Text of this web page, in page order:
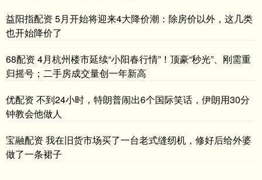
益阳指配资 5月开始将迎来4大降价潮：除房价以外，这几类
也开始降价了
68配资 4月杭州楼市延续“小阳春行情”！顶豪“秒光”、刚需重
归摇号；二手房成交量创一年新高
优配资 不到24小时，特朗普闹出6个国际笑话，伊朗用30分
钟教会他做人
宝融配资 我在旧货市场买了一台老式缝纫机，修好后给外婆
做了一条裙子